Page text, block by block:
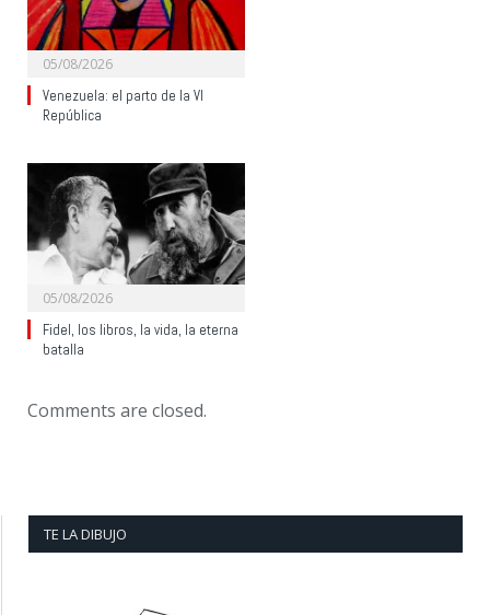
05/08/2026
Venezuela: el parto de la VI
República
05/08/2026
Fidel, los libros, la vida, la eterna
batalla
Comments are closed.
TE LA DIBUJO